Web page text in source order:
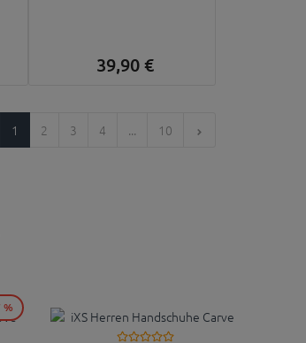
39,90 €
1 2 3 4 ... 10
%